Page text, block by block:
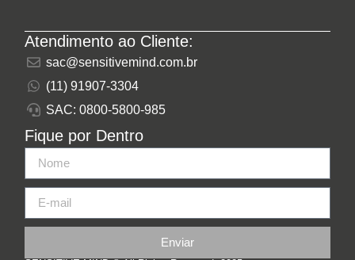
Atendimento ao Cliente:
sac@sensitivemind.com.br
(11) 91907-3304
SAC: 0800-5800-985
Fique por Dentro
Enviar